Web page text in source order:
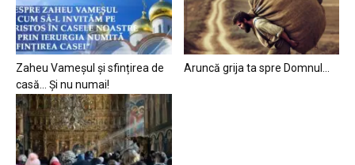
Zaheu Vameșul și sfințirea de
casă… Și nu numai!
Aruncă grija ta spre Domnul…